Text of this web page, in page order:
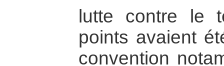
lutte contre le
points avaient
convention